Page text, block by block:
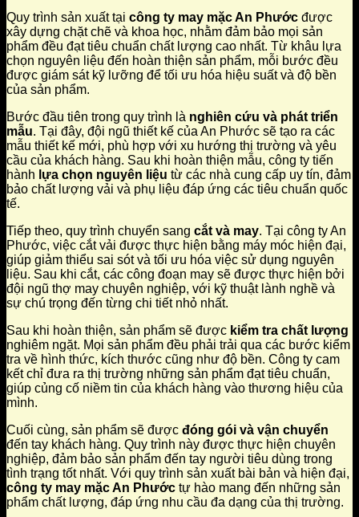
Quy trình sản xuất tại công ty may mặc An Phước được
xây dựng chặt chẽ và khoa học, nhằm đảm bảo mọi sản
phẩm đều đạt tiêu chuẩn chất lượng cao nhất. Từ khâu lựa
chọn nguyên liệu đến hoàn thiện sản phẩm, mỗi bước đều
được giám sát kỹ lưỡng để tối ưu hóa hiệu suất và độ bền
của sản phẩm.
Bước đầu tiên trong quy trình là nghiên cứu và phát triển
mẫu. Tại đây, đội ngũ thiết kế của An Phước sẽ tạo ra các
mẫu thiết kế mới, phù hợp với xu hướng thị trường và yêu
cầu của khách hàng. Sau khi hoàn thiện mẫu, công ty tiến
hành lựa chọn nguyên liệu từ các nhà cung cấp uy tín, đảm
bảo chất lượng vải và phụ liệu đáp ứng các tiêu chuẩn quốc
tế.
Tiếp theo, quy trình chuyển sang cắt và may. Tại công ty An
Phước, việc cắt vải được thực hiện bằng máy móc hiện đại,
giúp giảm thiểu sai sót và tối ưu hóa việc sử dụng nguyên
liệu. Sau khi cắt, các công đoạn may sẽ được thực hiện bởi
đội ngũ thợ may chuyên nghiệp, với kỹ thuật lành nghề và
sự chú trọng đến từng chi tiết nhỏ nhất.
Sau khi hoàn thiện, sản phẩm sẽ được kiểm tra chất lượng
nghiêm ngặt. Mọi sản phẩm đều phải trải qua các bước kiểm
tra về hình thức, kích thước cũng như độ bền. Công ty cam
kết chỉ đưa ra thị trường những sản phẩm đạt tiêu chuẩn,
giúp củng cố niềm tin của khách hàng vào thương hiệu của
mình.
Cuối cùng, sản phẩm sẽ được đóng gói và vận chuyển
đến tay khách hàng. Quy trình này được thực hiện chuyên
nghiệp, đảm bảo sản phẩm đến tay người tiêu dùng trong
tình trạng tốt nhất. Với quy trình sản xuất bài bản và hiện đại,
công ty may mặc An Phước tự hào mang đến những sản
phẩm chất lượng, đáp ứng nhu cầu đa dạng của thị trường.